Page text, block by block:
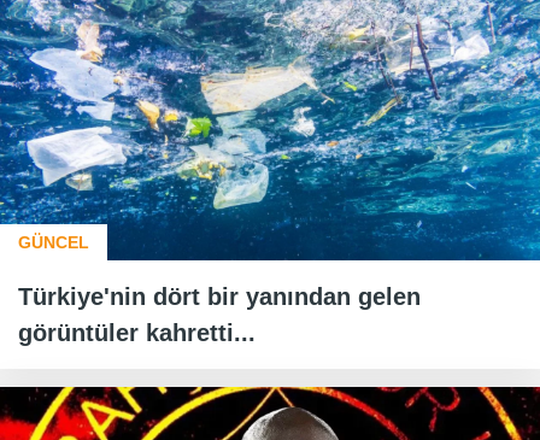
GÜNCEL
Türkiye'nin dört bir yanından gelen
görüntüler kahretti...